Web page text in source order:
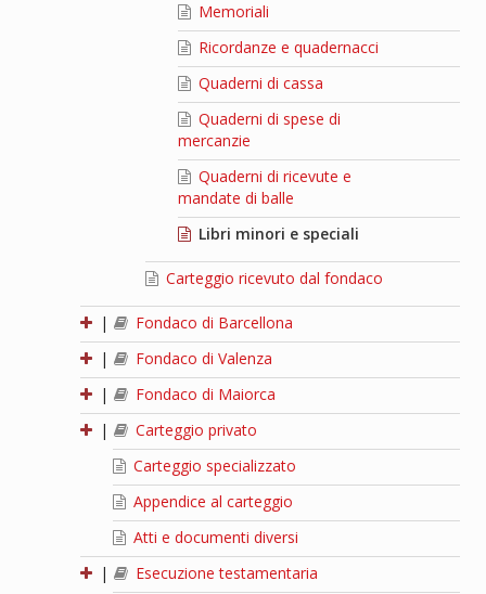
Memoriali
Ricordanze e quadernacci
Quaderni di cassa
Quaderni di spese di
mercanzie
Quaderni di ricevute e
mandate di balle
Libri minori e speciali
Carteggio ricevuto dal fondaco
|
Fondaco di Barcellona
|
Fondaco di Valenza
|
Fondaco di Maiorca
|
Carteggio privato
Carteggio specializzato
Appendice al carteggio
Atti e documenti diversi
|
Esecuzione testamentaria